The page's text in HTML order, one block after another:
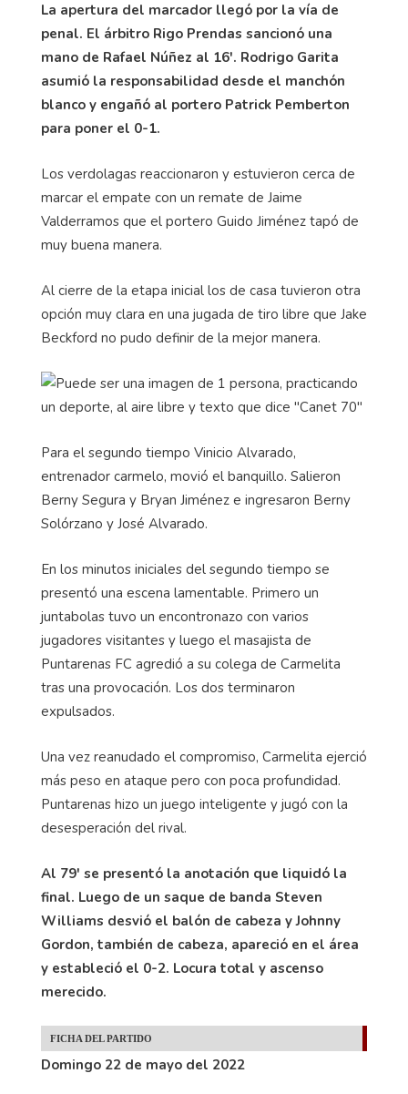
La apertura del marcador llegó por la vía de
penal. El árbitro Rigo Prendas sancionó una
mano de Rafael Núñez al 16'. Rodrigo Garita
asumió la responsabilidad desde el manchón
blanco y engañó al portero Patrick Pemberton
para poner el 0-1.
Los verdolagas reaccionaron y estuvieron cerca de
marcar el empate con un remate de Jaime
Valderramos que el portero Guido Jiménez tapó de
muy buena manera.
Al cierre de la etapa inicial los de casa tuvieron otra
opción muy clara en una jugada de tiro libre que Jake
Beckford no pudo definir de la mejor manera.
Para el segundo tiempo Vinicio Alvarado,
entrenador carmelo, movió el banquillo. Salieron
Berny Segura y Bryan Jiménez e ingresaron Berny
Solórzano y José Alvarado.
En los minutos iniciales del segundo tiempo se
presentó una escena lamentable. Primero un
juntabolas tuvo un encontronazo con varios
jugadores visitantes y luego el masajista de
Puntarenas FC agredió a su colega de Carmelita
tras una provocación. Los dos terminaron
expulsados.
Una vez reanudado el compromiso, Carmelita ejerció
más peso en ataque pero con poca profundidad.
Puntarenas hizo un juego inteligente y jugó con la
desesperación del rival.
Al 79' se presentó la anotación que liquidó la
final. Luego de un saque de banda Steven
Williams desvió el balón de cabeza y Johnny
Gordon, también de cabeza, apareció en el área
y estableció el 0-2. Locura total y ascenso
merecido.
FICHA DEL PARTIDO
Domingo 22 de mayo del 2022